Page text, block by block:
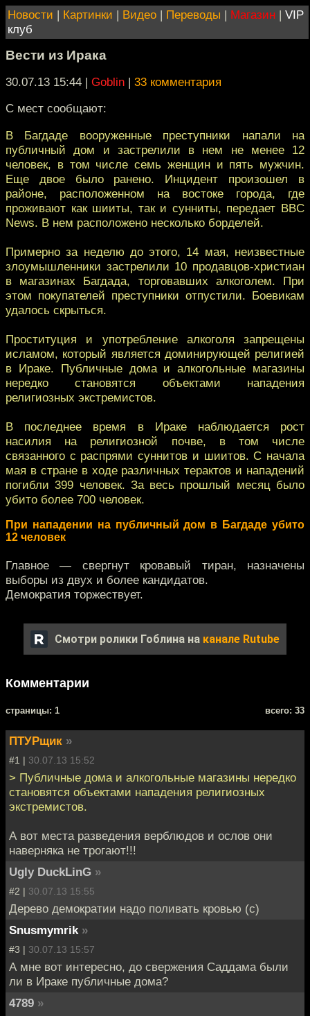
Новости | Картинки | Видео | Переводы | Магазин | VIP
клуб
Вести из Ирака
30.07.13 15:44 | Goblin | 33 комментария
С мест сообщают:
В Багдаде вооруженные преступники напали на
публичный дом и застрелили в нем не менее 12
человек, в том числе семь женщин и пять мужчин.
Еще двое было ранено. Инцидент произошел в
районе, расположенном на востоке города, где
проживают как шииты, так и сунниты, передает BBC
News. В нем расположено несколько борделей.
Примерно за неделю до этого, 14 мая, неизвестные
злоумышленники застрелили 10 продавцов-христиан
в магазинах Багдада, торговавших алкоголем. При
этом покупателей преступники отпустили. Боевикам
удалось скрыться.
Проституция и употребление алкоголя запрещены
исламом, который является доминирующей религией
в Ираке. Публичные дома и алкогольные магазины
нередко становятся объектами нападения
религиозных экстремистов.
В последнее время в Ираке наблюдается рост
насилия на религиозной почве, в том числе
связанного с распрями суннитов и шиитов. С начала
мая в стране в ходе различных терактов и нападений
погибли 399 человек. За весь прошлый месяц было
убито более 700 человек.
При нападении на публичный дом в Багдаде убито
12 человек
Главное — свергнут кровавый тиран, назначены
выборы из двух и более кандидатов.
Демократия торжествует.
Смотри ролики Гоблина на канале Rutube
Комментарии
cтраницы: 1 всего: 33
ПТУРщик »
#1 | 30.07.13 15:52
> Публичные дома и алкогольные магазины нередко
становятся объектами нападения религиозных
экстремистов.
А вот места разведения верблюдов и ослов они
наверняка не трогают!!!
Ugly DuckLinG »
#2 | 30.07.13 15:55
Дерево демократии надо поливать кровью (с)
Snusmymrik »
#3 | 30.07.13 15:57
А мне вот интересно, до свержения Саддама были
ли в Ираке публичные дома?
4789 »